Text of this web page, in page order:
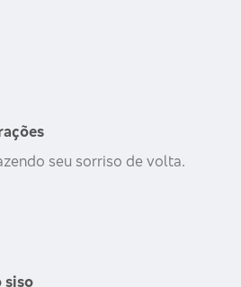
seu sorriso de volta.
siso